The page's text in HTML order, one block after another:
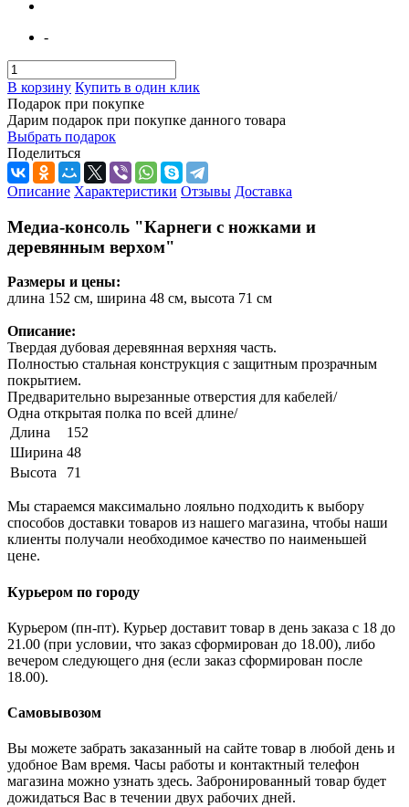
-
В корзину Купить в один клик
Подарок при покупке
Дарим подарок при покупке данного товара
Выбрать подарок
Поделиться
Описание Характеристики Отзывы Доставка
Медиа-консоль "Карнеги с ножками и
деревянным верхом"
Размеры и цены:
длина 152 см, ширина 48 см, высота 71 см
Описание:
Твердая дубовая деревянная верхняя часть.
Полностью стальная конструкция с защитным прозрачным
покрытием.
Предварительно вырезанные отверстия для кабелей/
Одна открытая полка по всей длине/
Длина
152
Ширина 48
Высота
71
Мы стараемся максимально лояльно подходить к выбору
способов доставки товаров из нашего магазина, чтобы наши
клиенты получали необходимое качество по наименьшей
цене.
Курьером по городу
Курьером (пн-пт). Курьер доставит товар в день заказа с 18 до
21.00 (при условии, что заказ сформирован до 18.00), либо
вечером следующего дня (если заказ сформирован после
18.00).
Самовывозом
Вы можете забрать заказанный на сайте товар в любой день и
удобное Вам время. Часы работы и контактный телефон
магазина можно узнать здесь. Забронированный товар будет
дожидаться Вас в течении двух рабочих дней.